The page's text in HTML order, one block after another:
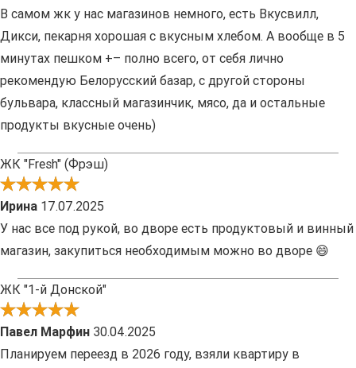
В самом жк у нас магазинов немного, есть Вкусвилл,
Дикси, пекарня хорошая с вкусным хлебом. А вообще в 5
минутах пешком +– полно всего, от себя лично
рекомендую Белорусский базар, с другой стороны
бульвара, классный магазинчик, мясо, да и остальные
продукты вкусные очень)
ЖК "Fresh" (Фрэш)
Ирина 17.07.2025
У нас все под рукой, во дворе есть продуктовый и винный
магазин, закупиться необходимым можно во дворе 😄
ЖК "1-й Донской"
Павел Марфин 30.04.2025
Планируем переезд в 2026 году, взяли квартиру в